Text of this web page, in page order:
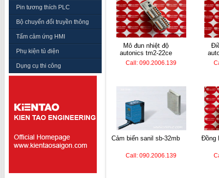
Pin tương thích PLC
Bộ chuyển đổi truyền thông
Tấm cảm ứng HMI
Phụ kiện tủ điện
Dụng cụ thi công
mô đun nhiệt độ
autonics tm2-22ce
Call: 090.2006.139
điều khiển nhiệt
cảm biến sanil sb-32mb
Call: 090.2006.139
đồng hồ nhiệt autonics